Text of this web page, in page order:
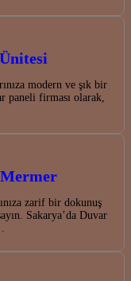
modern ve şık bir
paneli firması olarak,
zarif bir dokunuş
Sakarya’da Duvar